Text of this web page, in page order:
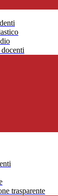
trasparente